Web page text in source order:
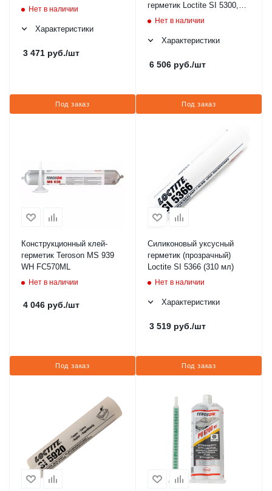
Нет в наличии
Характеристики
3 471 руб./шт
Под заказ
герметик Loctite SI 5300,
310 мл
Нет в наличии
Характеристики
6 506 руб./шт
Под заказ
Конструкционный клей-
герметик Teroson MS 939
WH FC570ML
Нет в наличии
4 046 руб./шт
Под заказ
Силиконовый уксусный
герметик (прозрачный)
Loctite SI 5366 (310 мл)
Нет в наличии
Характеристики
3 519 руб./шт
Под заказ